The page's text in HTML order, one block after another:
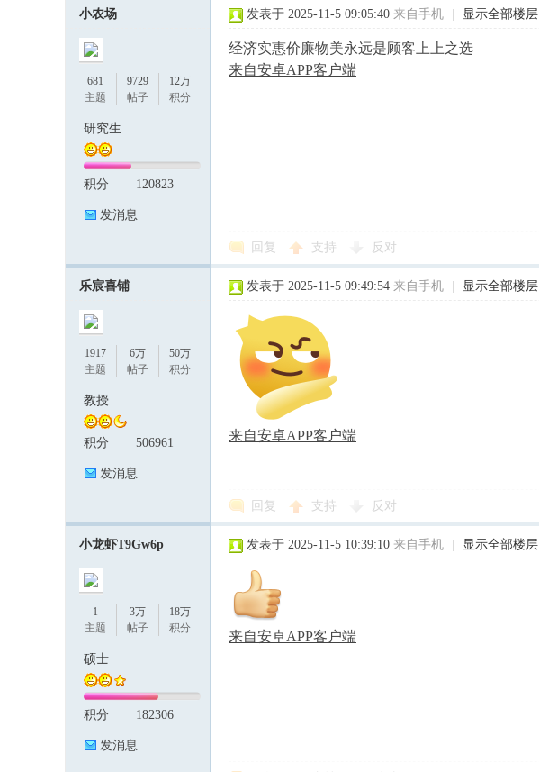
小农场
681
主题
9729
帖子
12万
积分
研究生
积分 120823
发消息
发表于 2025-11-5 09:05:40 来自手机 显示全部楼层
经济实惠价廉物美永远是顾客上上之选
来自安卓APP客户端
回复 支持 反对
乐宸喜铺
1917
主题
6万
帖子
50万
积分
教授
积分 506961
发消息
发表于 2025-11-5 09:49:54 来自手机 显示全部楼层
来自安卓APP客户端
回复 支持 反对
小龙虾T9Gw6p
1
主题
3万
帖子
18万
积分
硕士
积分 182306
发消息
发表于 2025-11-5 10:39:10 来自手机 显示全部楼层
来自安卓APP客户端